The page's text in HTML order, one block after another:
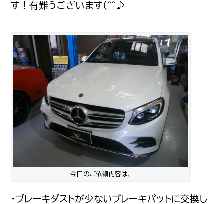
す！有難うございます(^^♪
今回のご依頼内容は、
・ブレーキダストが少ないブレーキパットに交換し